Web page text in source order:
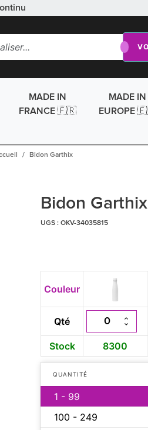
MADE IN
FRANCE 🇫🇷
MADE IN
EUROPE
Bidon Garthix
Bidon Garthix
UGS : OKV-34035815
Couleur
Qté
Stock 8300
QUANTITÉ
1 - 99
100 - 249